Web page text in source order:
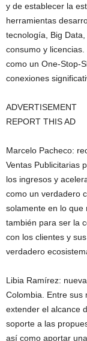
y de establecer la
herramientas
tecnología, Big
consumo y
como un One-Stop-
conexiones
ADVERTISEMENT
REPORT THIS AD
Marcelo Pacheco:
Ventas Publicitarias
los ingresos y
como un verdadero
solamente en lo que
también para ser la
con los clientes y
verdadero
Libia Ramírez:
Colombia. Entre sus
extender el alcance
soporte a las
así como aportar